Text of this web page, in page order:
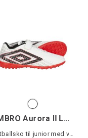
UMBRO Aurora II Lo TF VE Jr.
Fotballsko til junior med velcro